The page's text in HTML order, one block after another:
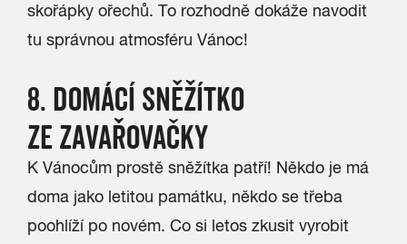
skořápky ořechů. To rozhodně dokáže navodit
tu správnou atmosféru Vánoc!
8. DOMÁCÍ SNĚŽÍTKO
ZE ZAVAŘOVAČKY
K Vánocům prostě sněžítka patří! Někdo je má
doma jako letitou památku, někdo se třeba
poohlíží po novém. Co si letos zkusit vyrobit